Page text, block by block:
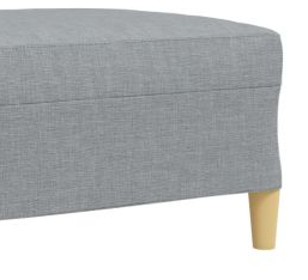
да я платите към тях:
на изпращане на
За покупки на стойност до
20% от стойността на
с карта. Останалата сума се
вноски без оскъпяване. За
1000 лв. / €511.31
на поръчката се
вноски с оскъпяване. За
2000 лв. / €1022.61